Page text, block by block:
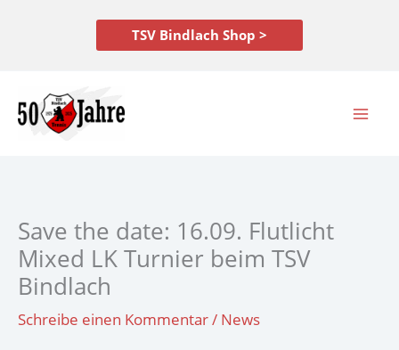
TSV Bindlach Shop >
Save the date: 16.09. Flutlicht
Mixed LK Turnier beim TSV
Bindlach
Schreibe einen Kommentar/ News